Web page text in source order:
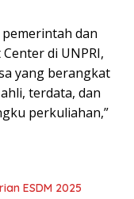
dan
di UNPRI,
yang berangkat
terdata, dan
perkuliahan,”
ESDM 2025